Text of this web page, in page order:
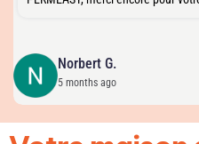
MERCIER JEAN
Votre maison
m² ?